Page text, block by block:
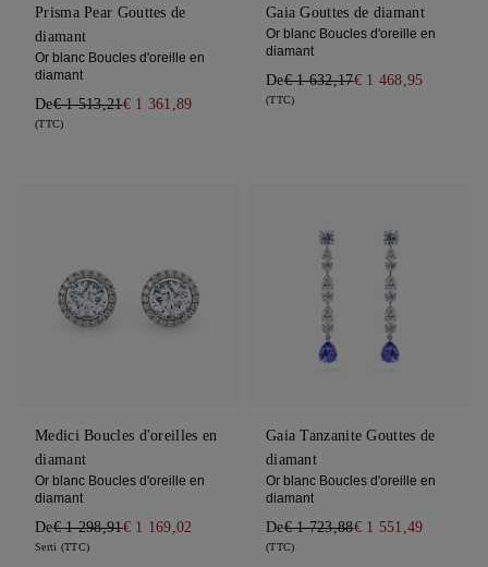
Prisma Pear Gouttes de
diamant
Or blanc Boucles d'oreille en
diamant
De€ 1 513,21€ 1 361,89
(TTC)
Gaia Gouttes de diamant
Or blanc Boucles d'oreille en
diamant
De€ 1 632,17€ 1 468,95
(TTC)
Medici Boucles d'oreilles en
diamant
Or blanc Boucles d'oreille en
diamant
De€ 1 298,91€ 1 169,02
Serti (TTC)
Gaia Tanzanite Gouttes de
diamant
Or blanc Boucles d'oreille en
diamant
De€ 1 723,88€ 1 551,49
(TTC)